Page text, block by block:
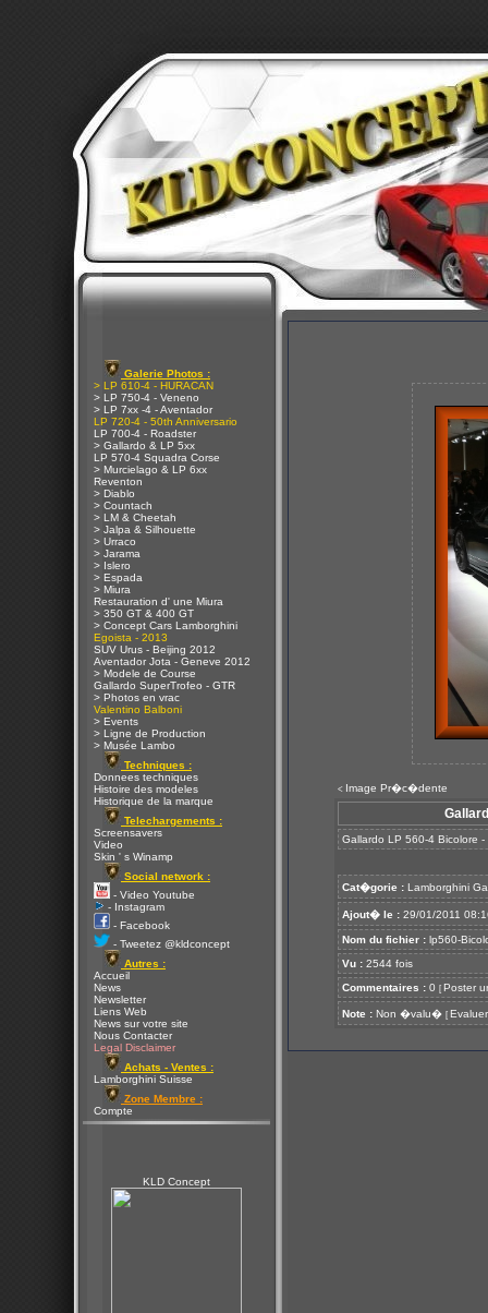
Galerie Photos :
> LP 610-4 - HURACAN
> LP 750-4 - Veneno
> LP 7xx -4 - Aventador
LP 720-4 - 50th Anniversario
LP 700-4 - Roadster
> Gallardo & LP 5xx
LP 570-4 Squadra Corse
> Murcielago & LP 6xx
Reventon
> Diablo
> Countach
> LM & Cheetah
> Jalpa & Silhouette
> Urraco
> Jarama
> Islero
> Espada
> Miura
Restauration d' une Miura
> 350 GT & 400 GT
> Concept Cars Lamborghini
Egoista - 2013
SUV Urus - Beijing 2012
Aventador Jota - Geneve 2012
> Modele de Course
Gallardo SuperTrofeo - GTR
> Photos en vrac
Valentino Balboni
> Events
> Ligne de Production
> Musée Lambo
Techniques :
Donnees techniques
Histoire des modeles
Historique de la marque
Telechargements :
Screensavers
Video
Skin ' s Winamp
Social network :
- Video Youtube
- Instagram
- Facebook
- Tweetez @kldconcept
Autres :
Accueil
News
Newsletter
Liens Web
News sur votre site
Nous Contacter
Legal Disclaimer
Achats - Ventes :
Lamborghini Suisse
Zone Membre :
Compte
KLD Concept
< Image Pr�c�dente
Gallardo LP 560-4 Bicolore
Cat�gorie : Lamborghini
Ajout� le : 29/01/2011
Nom du fichier : lp560-
Vu : 2544 fois
Commentaires : 0 [ Poster
Note : Non �valu� [ Evaluer